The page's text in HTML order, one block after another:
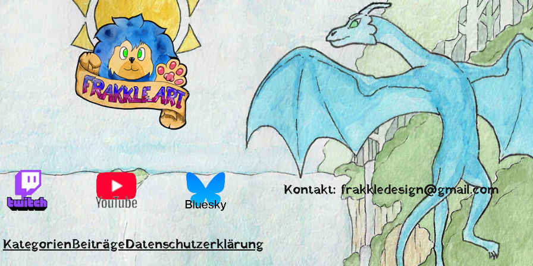
Kontakt: frakkledesign@gmail.com
KategorienBeiträgeDatenschutzerklärung